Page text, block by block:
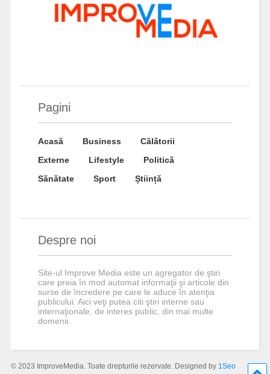
Pagini
Acasă Business
Călătorii
Externe
Lifestyle
Politică
Sănătate
Sport Știință
Despre noi
Site-ul Improve Media este un agregator de ştiri
care preia în mod automat informaţii şi articole din
surse de încredere pe care le aduce în atenţia
publicului. Aici veţi putea citi ştiri interne sau
internaţionale, de interes public, din mai multe
domenii.
© 2023 ImproveMedia. Toate drepturile rezervate. Designed by 1Seo